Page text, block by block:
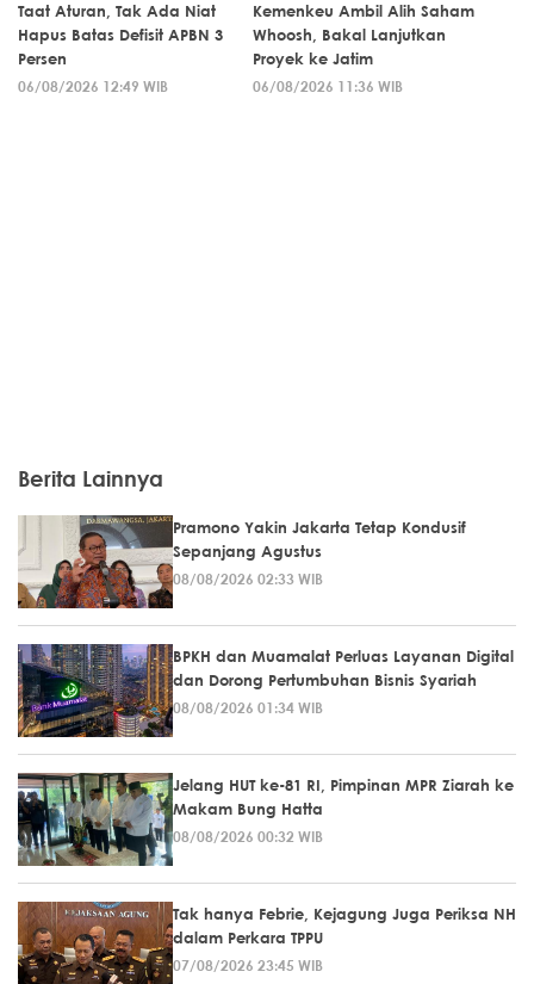
Taat Aturan, Tak Ada Niat
Hapus Batas Defisit APBN 3
Persen
06/08/2026 12:49 WIB
Kemenkeu Ambil Alih Saham
Whoosh, Bakal Lanjutkan
Proyek ke Jatim
06/08/2026 11:36 WIB
Berita Lainnya
Pramono Yakin Jakarta Tetap Kondusif
Sepanjang Agustus
08/08/2026 02:33 WIB
BPKH dan Muamalat Perluas Layanan Digital
dan Dorong Pertumbuhan Bisnis Syariah
08/08/2026 01:34 WIB
Jelang HUT ke-81 RI, Pimpinan MPR Ziarah ke
Makam Bung Hatta
08/08/2026 00:32 WIB
Tak hanya Febrie, Kejagung Juga Periksa NH
dalam Perkara TPPU
07/08/2026 23:45 WIB